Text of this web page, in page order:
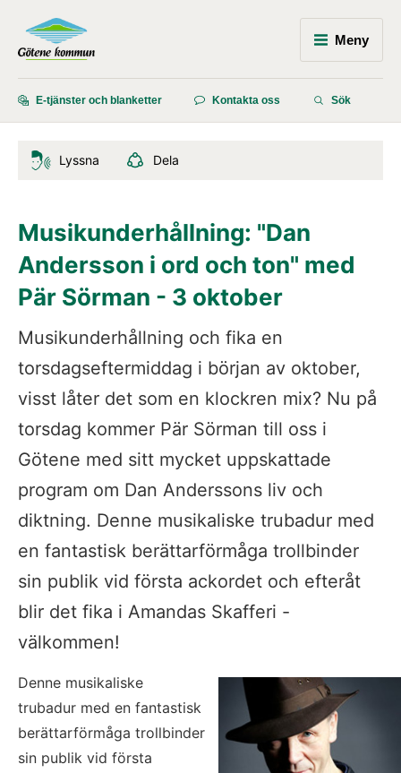
Meny
E-tjänster och blanketter Kontakta oss Sök
Lyssna Dela
Musikunderhållning: "Dan
Andersson i ord och ton" med
Pär Sörman - 3 oktober
Musikunderhållning och fika en
torsdagseftermiddag i början av oktober,
visst låter det som en klockren mix? Nu på
torsdag kommer Pär Sörman till oss i
Götene med sitt mycket uppskattade
program om Dan Anderssons liv och
diktning. Denne musikaliske trubadur med
en fantastisk berättarförmåga trollbinder
sin publik vid första ackordet och efteråt
blir det fika i Amandas Skafferi -
välkommen!
Denne musikaliske
trubadur med en fantastisk
berättarförmåga trollbinder
sin publik vid första